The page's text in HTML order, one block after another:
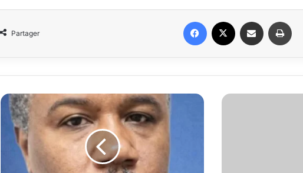
Partager
Facebook Partager par email